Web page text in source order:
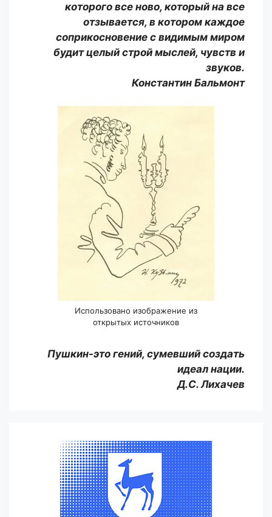
которого все ново, который на все
отзывается, в котором каждое
соприкосновение с видимым миром
будит целый строй мыслей, чувств и
звуков.
Константин Бальмонт
Использовано изображение из
открытых источников
Пушкин-это гений, сумевший создать
идеал нации.
Д.С. Лихачев